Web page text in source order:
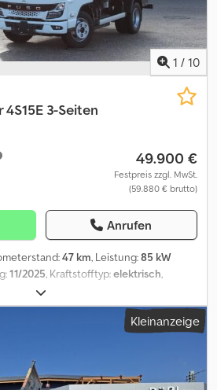
Beachten!!) Dodex Hbqdepfx Aqxsck
1 / 10
3-Seiten
49.900 €
Festpreis zzgl. MwSt.
(59.880 € brutto)
Anrufen
47 km, Leistung:85 kW
11/2025, Kraftstofftyp:elektrisch,
, Gesamtgewicht:
, Radstand:2.800 mm, Farbe:Sonstige,
Irrtum und Zwischenverkauf
Fremdwährung erfolgt diese zum
Kleinanzeige